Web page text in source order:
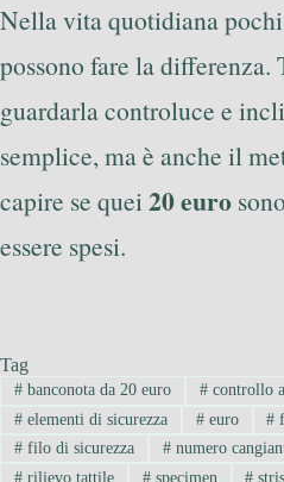
Nella vita quotidiana
possono fare la differenza.
guardarla controluce e
semplice, ma è anche il
capire se quei20 euro
essere spesi.
Tag
#banconota da 20 euro #controllo
#elementi di sicurezza #euro #
#filo di sicurezza #numero
#rilievo tattile #specimen #